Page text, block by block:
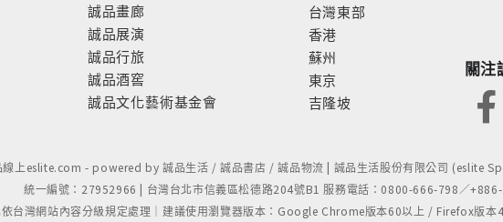
誠品畫廊
誠品展演
誠品行旅
誠品酒窖
誠品文化藝術基金會
台灣東部
香港
蘇州
東京
吉隆坡
關注
線上eslite.com - powered by 誠品生活 / 誠品書店 / 誠品物流 | 誠品生活股份有限公司 (eslite
統一編號：27952966 | 台灣台北市信義區松德路204號B1 服務電話：0800-666-798／
台灣網站內容分級規定處理｜建議使用瀏覽器版本：Google Chrome版本60以上 / Firefox版